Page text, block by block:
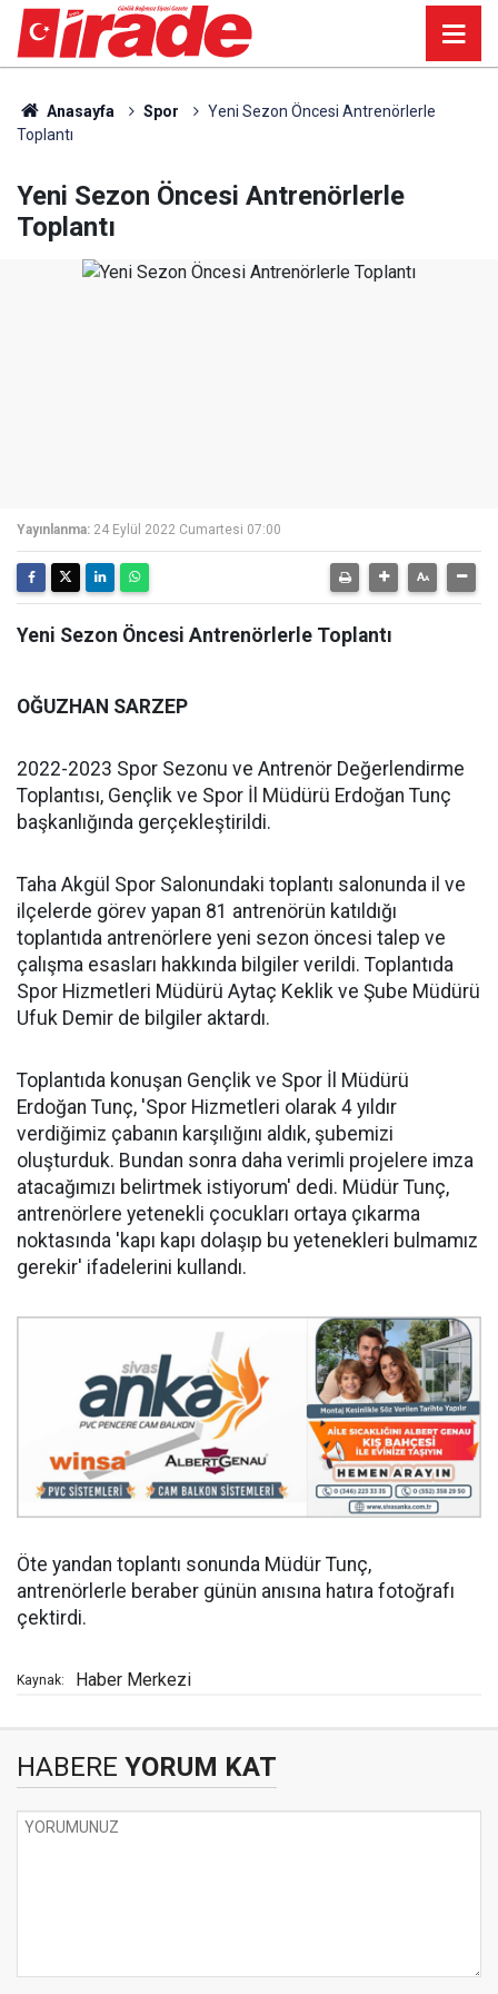
Anasayfa Spor
Yeni Sezon Öncesi Antrenörlerle
Toplantı
Yeni Sezon Öncesi Antrenörlerle
Toplantı
Yayınlanma: 24 Eylül 2022 Cumartesi 07:00
Yeni Sezon Öncesi Antrenörlerle Toplantı
OĞUZHAN SARZEP
2022-2023 Spor Sezonu ve Antrenör Değerlendirme
Toplantısı, Gençlik ve Spor İl Müdürü Erdoğan Tunç
başkanlığında gerçekleştirildi.
Taha Akgül Spor Salonundaki toplantı salonunda il ve
ilçelerde görev yapan 81 antrenörün katıldığı
toplantıda antrenörlere yeni sezon öncesi talep ve
çalışma esasları hakkında bilgiler verildi. Toplantıda
Spor Hizmetleri Müdürü Aytaç Keklik ve Şube Müdürü
Ufuk Demir de bilgiler aktardı.
Toplantıda konuşan Gençlik ve Spor İl Müdürü
Erdoğan Tunç, 'Spor Hizmetleri olarak 4 yıldır
verdiğimiz çabanın karşılığını aldık, şubemizi
oluşturduk. Bundan sonra daha verimli projelere imza
atacağımızı belirtmek istiyorum' dedi. Müdür Tunç,
antrenörlere yetenekli çocukları ortaya çıkarma
noktasında 'kapı kapı dolaşıp bu yetenekleri bulmamız
gerekir' ifadelerini kullandı.
Öte yandan toplantı sonunda Müdür Tunç,
antrenörlerle beraber günün anısına hatıra fotoğrafı
çektirdi.
Kaynak: Haber Merkezi
HABERE YORUM KAT